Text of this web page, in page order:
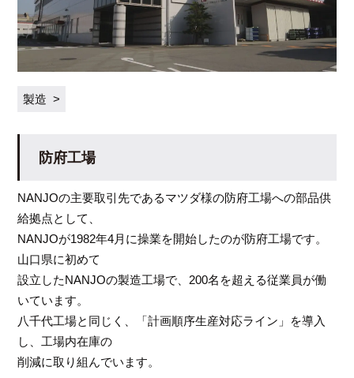
製造
防府工場
NANJOの主要取引先であるマツダ様の防府工場への部品供
給拠点として、
NANJOが1982年4月に操業を開始したのが防府工場です。
山口県に初めて
設立したNANJOの製造工場で、200名を超える従業員が働
いています。
八千代工場と同じく、「計画順序生産対応ライン」を導入
し、工場内在庫の
削減に取り組んでいます。